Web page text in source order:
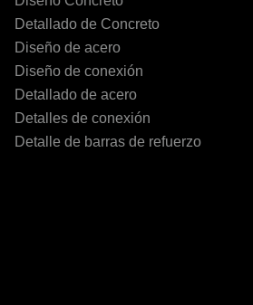
Detallado de Concreto
Diseño de acero
Diseño de conexión
Detallado de acero
Detalles de conexión
Detalle de barras de refuerzo